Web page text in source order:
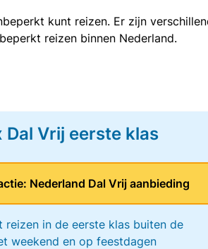
kunt reizen. Er zijn
reizen binnen Nederland.
Dal Vrij eerste klas
Nederland Dal Vrij aanbieding
reizen in de eerste klas buiten de
weekend en op feestdagen